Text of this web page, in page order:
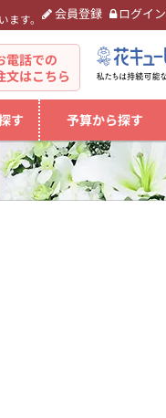
ます。 会員登録 ログイン
電話での
文はこちら
す 予算から探す